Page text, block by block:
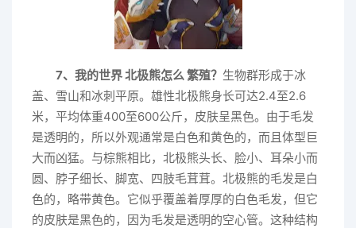
7、我的世界 北极熊怎么 繁殖？ 生物群形成于冰
盖、雪山和冰刺平原。雄性北极熊身长可达2.4至2.6
米，平均体重400至600公斤，皮肤呈黑色。由于毛发
是透明的，所以外观通常是白色和黄色的，而且体型巨
大而凶猛。与棕熊相比，北极熊头长、脸小、耳朵小而
圆、脖子细长、脚宽、四肢毛茸茸。北极熊的毛发是白
色的，略带黄色。它似乎覆盖着厚厚的白色毛发，但它
的皮肤是黑色的，因为毛发是透明的空心管。这种结构